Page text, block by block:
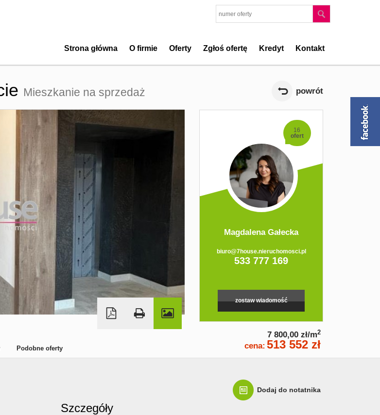
Strona główna O firmie Oferty Zgłoś ofertę Kredyt Kontakt
Mieszkanie na sprzedaż powrót
16
ofert
Magdalena Gałecka
biuro@7house.nieruchomosci.pl
533 777 169
zostaw wiadomość
7 800,00 zł/m2
cena: 513 552 zł
Dodaj do notatnika
Podobne oferty
Szczegóły